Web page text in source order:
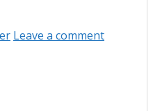
Leave a comment